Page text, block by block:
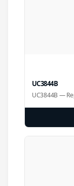
UC3844B
UC3844B —